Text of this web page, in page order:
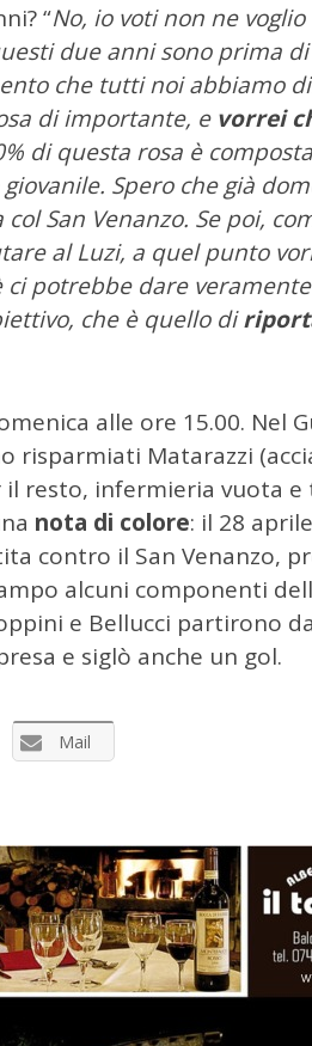
“No, io voti non ne
due anni sono prima
che tutti noi abbiamo
di importante, e vorrei
di questa rosa è
Spero che già
San Venanzo. Se poi,
al Luzi, a quel punto
potrebbe dare
che è quello di
alle ore 15.00. Nel
risparmiati Matarazzi
il resto, infermieria vuota
nota di colore: il 28
contro il San Venanzo,
alcuni componenti
e Bellucci partirono
e siglò anche un gol.
Mail